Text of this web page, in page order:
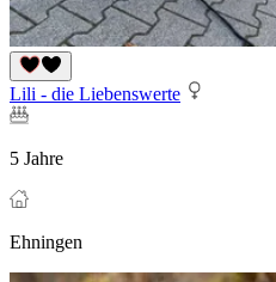
Lili - die Liebenswerte
5 Jahre
Ehningen